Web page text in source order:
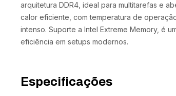
arquitetura DDR4, ideal para multitarefas e
calor eficiente, com temperatura de
intenso. Suporte a Intel Extreme Memory, é
eficiência em setups modernos.
Especificações